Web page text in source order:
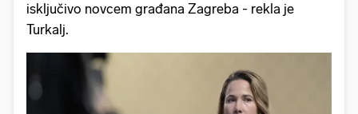
isključivo novcem građana Zagreba - rekla je
Turkalj.